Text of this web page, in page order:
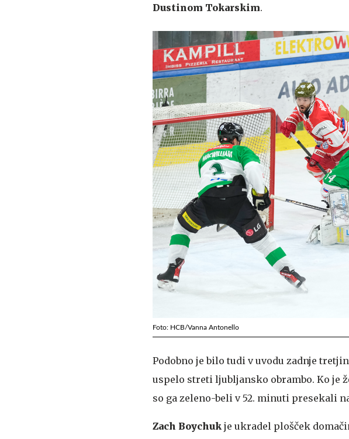
Dustinom Tokarskim.
Foto: HCB/Vanna Antonello
Podobno je bilo tudi v uvodu zadnje
uspelo streti ljubljansko obrambo. Ko je
so ga zeleno-beli v 52. minuti presekali
Zach Boychuk je ukradel plošček